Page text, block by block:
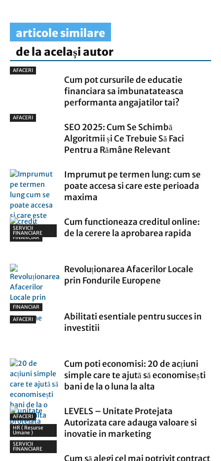
articole similare
de la același autor
AFACERI
Cum pot cursurile de educatie
financiara sa imbunatateasca
performanta angajatilor tai?
AFACERI
SEO 2025: Cum Se Schimbă
Algoritmii și Ce Trebuie Să Faci
Pentru a Rămâne Relevant
FINANCIAR
Imprumut pe termen lung: cum se
poate accesa si care este perioada
maxima
SERVICII
FINANCIARE
Cum functioneaza creditul online:
de la cerere la aprobarea rapida
AFACERI
Revoluționarea Afacerilor Locale
prin Fondurile Europene
FINANCIAR
Abilitati esentiale pentru succes in
investitii
AFACERI
Cum poti economisi: 20 de acțiuni
simple care te ajută să economisești
bani de la o luna la alta
HR ( Resurse
Umane )
LEVELS – Unitate Protejata
Autorizata care adauga valoare si
inovatie in marketing
SERVICII
FINANCIARE
Cum să alegi cel mai potrivit contract